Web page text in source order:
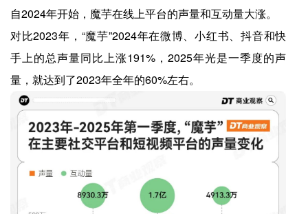
自2024年开始，魔芋在线上平台的声量和互动量大涨。
对比2023年，“魔芋”2024年在微博、小红书、抖音和快
手上的总声量同比上涨191%，2025年光是一季度的声
量，就达到了2023年全年的60%左右。